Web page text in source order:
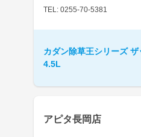
TEL: 0255-70-5381
カダン除草王シリーズ
4.5L
アピタ長岡店